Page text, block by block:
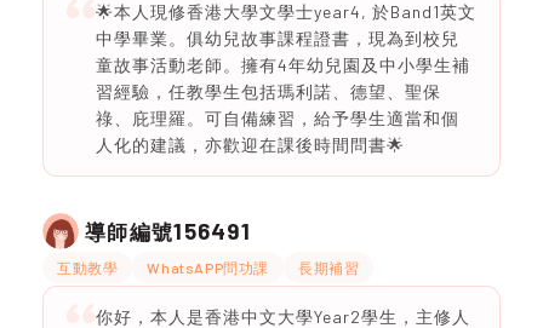
🌟本人現修香港大學文學士year4, 於Band1英文
中學畢業。俱幼兒故事課程證書，現為到校兒
童故事活動老師。擁有4年幼兒園及中小學生補
習經驗，任教學生包括瑪利諾、德望、聖保
祿、庇理羅。可自備練習，給予學生適當和個
人化的建議，亦歡迎在課後時間問書🌟
導師編號156491
互動教學 WhatsAPP問功課 長期補習
你好，本人是香港中文大學Year2學生，主修人